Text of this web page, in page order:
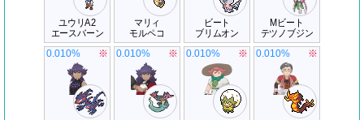
ユウリA2
エースバーン
マリィ
モルペコ
ビート
ブリムオン
Mビート
テツノブジン
0.010% ※ 0.010% ※ 0.010% ※ 0.010% ※